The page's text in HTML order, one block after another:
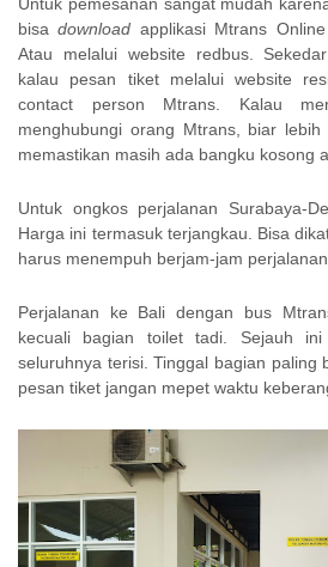
bisadownload applikasi Mtrans
Atau melalui website redbus.
kalau pesan tiket melalui website
contact person Mtrans. Kalau
menghubungi orang Mtrans, biar
memastikan masih ada bangku kosong
Untuk ongkos perjalanan Surabaya-
Harga ini termasuk terjangkau. Bisa
harus menempuh berjam-jam perjalanan.
Perjalanan ke Bali dengan bus
kecuali bagian toilet tadi. Sejauh
seluruhnya terisi. Tinggal bagian paling
pesan tiket jangan mepet waktu